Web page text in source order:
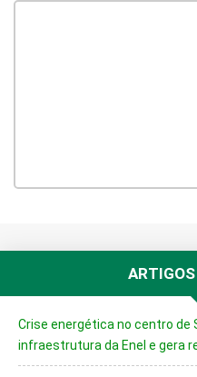
Crise energética no centro de
infraestrutura da Enel e gera